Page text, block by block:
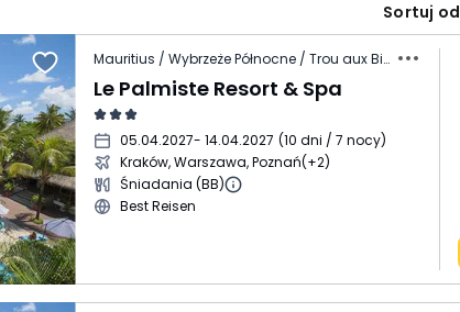
Sortuj od
Mauritius / Wybrzeże Północne / Trou aux Biches
Le Palmiste Resort & Spa
05.04.2027- 14.04.2027 (10 dni / 7 nocy)
Kraków, Warszawa, Poznań(+2)
Śniadania (BB)
Best Reisen